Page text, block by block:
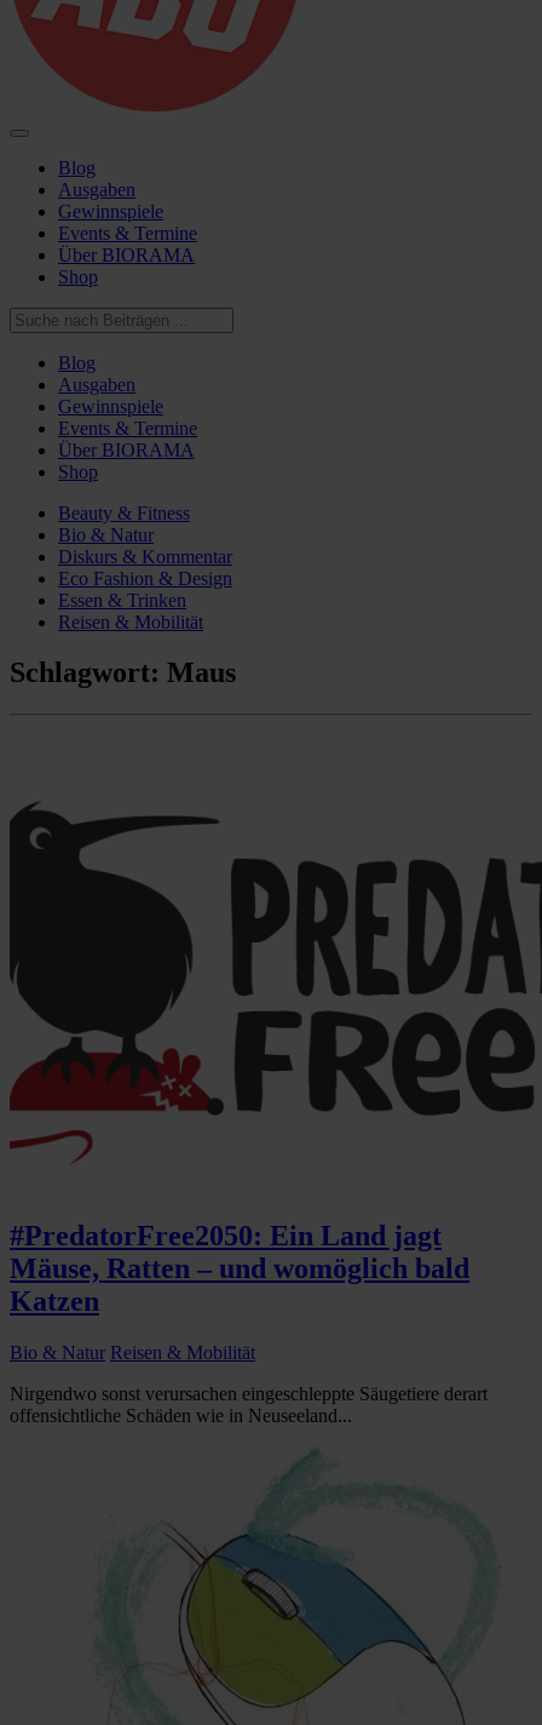
Blog
Ausgaben
Gewinnspiele
Events & Termine
Über BIORAMA
Shop
Blog
Ausgaben
Gewinnspiele
Events & Termine
Über BIORAMA
Shop
Beauty & Fitness
Bio & Natur
Diskurs & Kommentar
Eco Fashion & Design
Essen & Trinken
Reisen & Mobilität
Schlagwort: Maus
#PredatorFree2050: Ein Land jagt
Mäuse, Ratten – und womöglich bald
Katzen
Bio & Natur Reisen & Mobilität
Nirgendwo sonst verursachen eingeschleppte Säugetiere derart
offensichtliche Schäden wie in Neuseeland...